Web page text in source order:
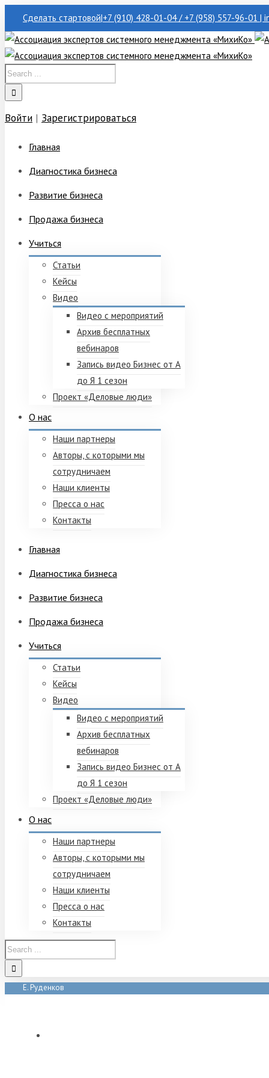
Сделать стартовой|+7 (910) 428-01-04 / +7 (958) 557-96-01 |
Войти | Зарегистрироваться
Главная
Диагностика бизнеса
Развитие бизнеса
Продажа бизнеса
Учиться
Статьи
Кейсы
Видео
Видео с мероприятий
Архив бесплатных
вебинаров
Запись видео Бизнес от А
до Я 1 сезон
Проект «Деловые люди»
О нас
Наши партнеры
Авторы, с которыми мы
сотрудничаем
Наши клиенты
Пресса о нас
Контакты
Главная
Диагностика бизнеса
Развитие бизнеса
Продажа бизнеса
Учиться
Статьи
Кейсы
Видео
Видео с мероприятий
Архив бесплатных
вебинаров
Запись видео Бизнес от А
до Я 1 сезон
Проект «Деловые люди»
О нас
Наши партнеры
Авторы, с которыми мы
сотрудничаем
Наши клиенты
Пресса о нас
Контакты
Е. Руденков